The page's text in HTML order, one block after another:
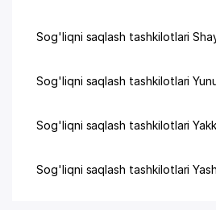
Sog'liqni saqlash tashkilotlari
Sog'liqni saqlash tashkilotlari
Sog'liqni saqlash tashkilotlari
Sog'liqni saqlash tashkilotlari